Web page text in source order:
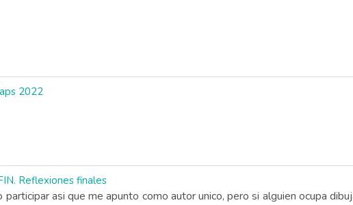
2022
Reflexiones finales
asi que me apunto como autor unico, pero si alguien ocupa